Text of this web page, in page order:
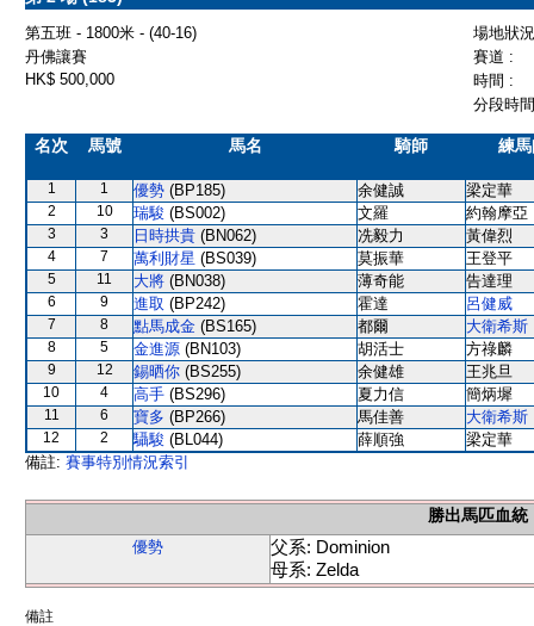
第五班 - 1800米 - (40-16)
場地狀
丹佛讓賽
賽道 :
HK$ 500,000
時間 :
分段時
名次 馬號 馬名 騎師 練
1 1 優勢 (BP185) 余健誠 梁定華
2 10 瑞駿 (BS002) 文羅 約翰摩亞
3 3 日時拱貴 (BN062) 冼毅力 黃偉烈
4 7 萬利財星 (BS039) 莫振華 王登平
5 11 大將 (BN038) 薄奇能 告達理
6 9 進取 (BP242) 霍達 呂健威
7 8 點馬成金 (BS165) 都爾 大衛希斯
8 5 金進源 (BN103) 胡活士 方祿麟
9 12 錫晒你 (BS255) 余健雄 王兆旦
10 4 高手 (BS296) 夏力信 簡炳墀
11 6 寶多 (BP266) 馬佳善 大衛希斯
12 2 䯀駿 (BL044) 薛順強
梁定華
備註: 賽事特別情況索引
勝出馬匹血統
優勢
父系: Dominion
母系: Zelda
備註